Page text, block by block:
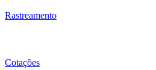
Rastreamento
Cotações